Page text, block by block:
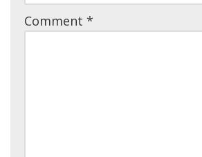
Comment *